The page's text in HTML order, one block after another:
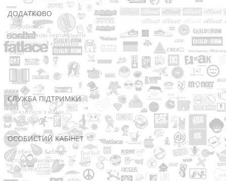
ДОДАТКОВО
Виробники
Подарункові сертифікати
Партнерська програма
Акції
СЛУЖБА ПІДТРИМКИ
Зв’язатися з нами
Мапа сайту
ОСОБИСТИЙ КАБІНЕТ
Особистий Кабінет
Історія замовлень
Розсилка